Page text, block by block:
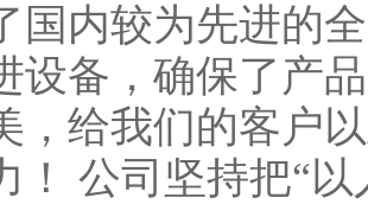
国内较为先进的
设备，确保了产
，给我们的客户
！ 公司坚持把“